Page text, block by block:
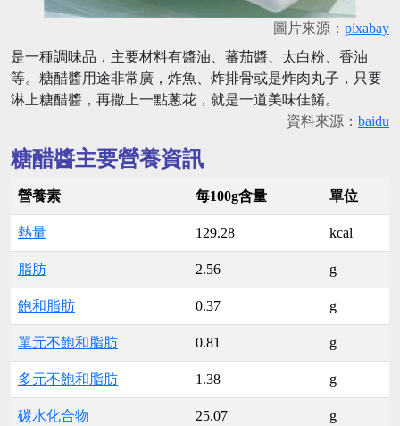
圖片來源： pixabay
是一種調味品，主要材料有醬油、蕃茄醬、太白粉、香油
等。糖醋醬用途非常廣，炸魚、炸排骨或是炸肉丸子，只要
淋上糖醋醬，再撒上一點蔥花，就是一道美味佳餚。
資料來源： baidu
糖醋醬主要營養資訊
營養素 每100g含量 單位
熱量 129.28 kcal
脂肪 2.56 g
飽和脂肪 0.37 g
單元不飽和脂肪 0.81 g
多元不飽和脂肪 1.38 g
碳水化合物 25.07 g